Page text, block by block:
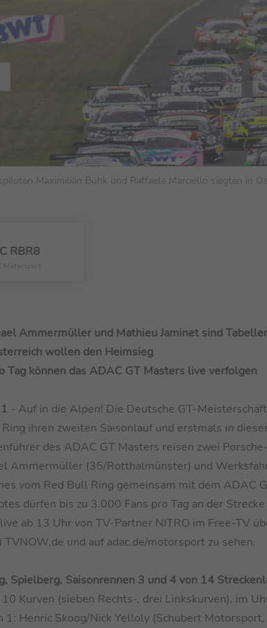
Maximilian Buhk und Raffaele Marciello siegten in
RBR8
Motorsport
Ammermüller und Mathieu Jaminet sind
wollen den Heimsieg
Tag können das ADAC GT Masters live verfolgen
- Auf in die Alpen! Die Deutsche GT-
ihren zweiten Saisonlauf und erstmals in
des ADAC GT Masters reisen zwei
Ammermüller (35/Rotthalmünster) und
vom Red Bull Ring gemeinsam mit dem ADAC
dürfen bis zu 3.000 Fans pro Tag an der
ab 13 Uhr von TV-Partner NITRO im Free-TV
und auf adac.de/motorsport zu sehen.
Spielberg, Saisonrennen 3 und 4 von 14
Kurven (sieben Rechts-, drei Linkskurven), im
1: Henric Skoog/Nick Yelloly (Schubert